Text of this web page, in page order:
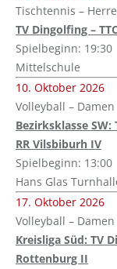
Tischtennis –
TV Dingolfing –
Spielbeginn: 19:30
Mittelschule
10. Oktober 2026
Volleyball – Damen
Bezirksklasse
RR Vilsbiburh IV
Spielbeginn: 13:00
Hans Glas
17. Oktober 2026
Volleyball – Damen
Kreisliga Süd: TV
Rottenburg II